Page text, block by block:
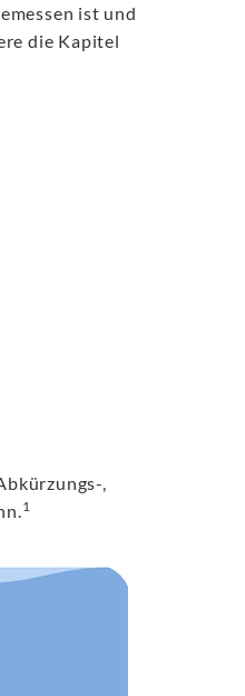
ist und
die Kapitel
,
1